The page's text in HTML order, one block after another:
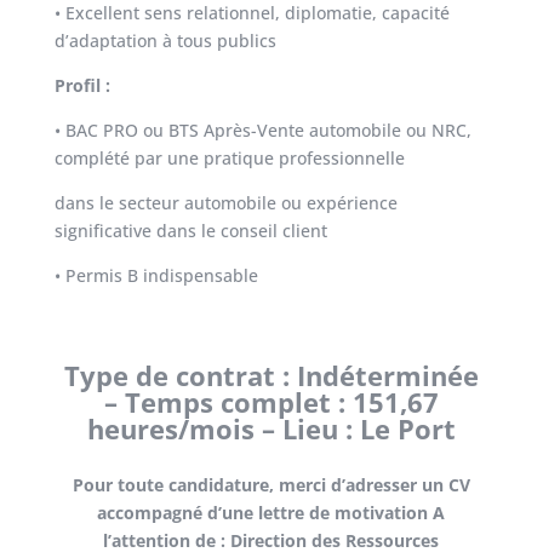
• Excellent sens relationnel, diplomatie, capacité
d’adaptation à tous publics
Profil :
• BAC PRO ou BTS Après-Vente automobile ou NRC,
complété par une pratique professionnelle
dans le secteur automobile ou expérience
significative dans le conseil client
• Permis B indispensable
Type de contrat : Indéterminée
– Temps complet : 151,67
heures/mois – Lieu : Le Port
Pour toute candidature, merci d’adresser un CV
accompagné d’une lettre de motivation A
l’attention de : Direction des Ressources